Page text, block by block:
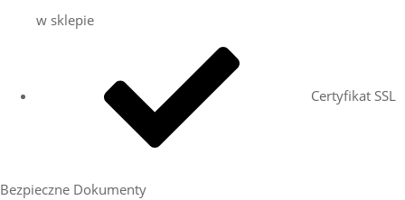
w sklepie
Certyfikat SSL
Bezpieczne Dokumenty